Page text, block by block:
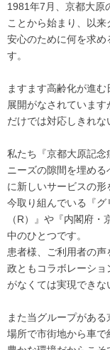
1981年7月、京都大原
ことから始まり、以
安心のために何を求め
す。
ますます高齢化が進
展開がなされていま
だけでは対応しきれな
私たち『京都大原記念
ニーズの隙間を埋め
に新しいサービスの形
今取り組んでいる『
（R）』や『内閣府
中のひとつです。
患者様、ご利用者の
政ともコラボレーシ
がなくては実現できな
また当グループがあ
場所で市街地から車